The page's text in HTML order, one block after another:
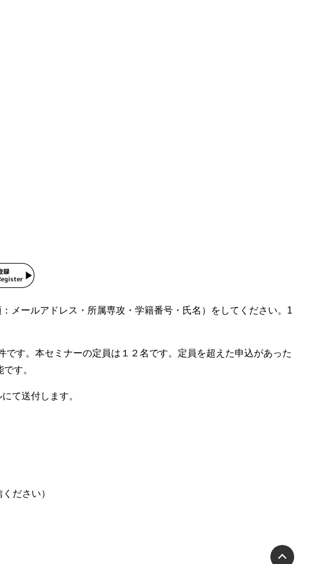
メールアドレス・所属専攻・学籍番号・氏名）をしてください。1
す。本セミナーの定員は１２名です。定員を超えた申込があった
す。
て送付します。
ださい）